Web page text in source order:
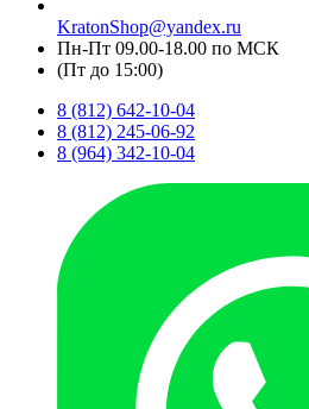
KratonShop@yandex.ru
Пн-Пт 09.00-18.00 по МСК
(Пт до 15:00)
8 (812) 642-10-04
8 (812) 245-06-92
8 (964) 342-10-04